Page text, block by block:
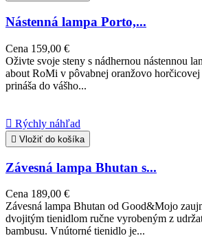
Nástenná lampa Porto,...
Cena 159,00 €
Oživte svoje steny s nádhernou nástennou
about RoMi v pôvabnej oranžovo horčicovej
prináša do vášho...
 Rýchly náhľad
 Vložiť do košíka
Závesná lampa Bhutan s...
Cena 189,00 €
Závesná lampa Bhutan od Good&Mojo
dvojitým tienidlom ručne vyrobeným z
bambusu. Vnútorné tienidlo je...